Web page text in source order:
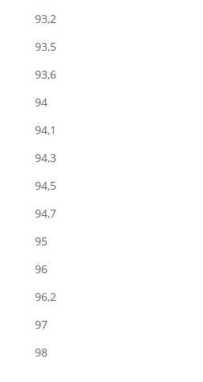
93,2
93,5
93,6
94
94,1
94,3
94,5
94,7
95
96
96,2
97
98